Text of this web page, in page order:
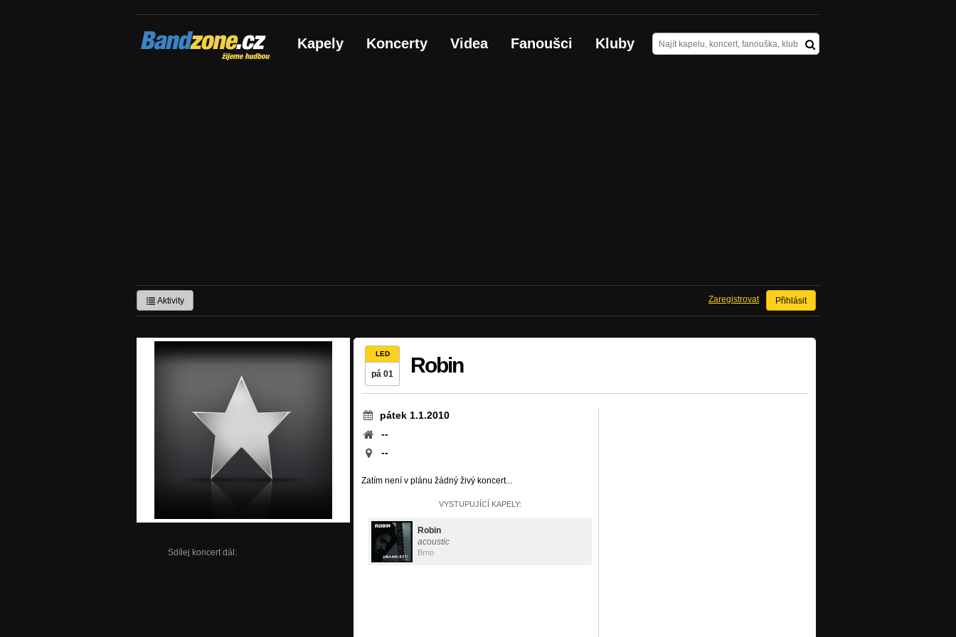
Bandzone.cz
žijeme hudbou Kapely Koncerty Videa Fanoušci Kluby
Aktivity Přihlásit
Zaregistrovat
Sdílej koncert dál:
LED
pá 01 Robin
pátek 1.1.2010
--
--
Zatím není v plánu žádný živý koncert...
VYSTUPUJÍCÍ KAPELY:
Robin
acoustic
Brno